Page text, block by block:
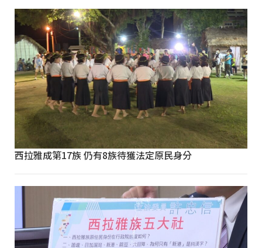
西拉雅成第17族 仍有8族待獲法定原民身分